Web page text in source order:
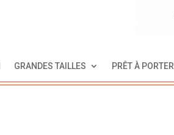
GRANDES TAILLES PRÊT À PORTER